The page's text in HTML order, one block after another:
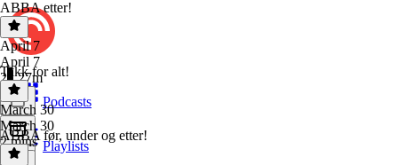
Podcasts
Playlists
ABBA etter!
April 7
April 7
2h 27m
Takk for alt!
March 30
March 30
2 mins
ABBA før, under og etter!